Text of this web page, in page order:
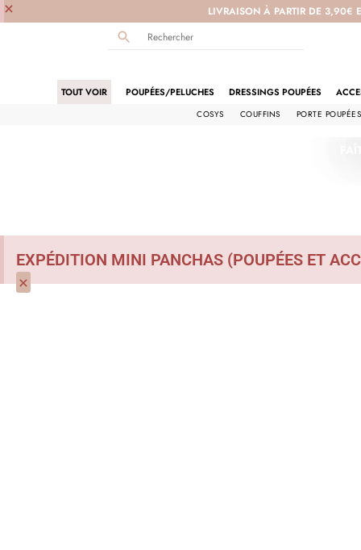
LIVRAISON À PARTIR DE 3,90€
×
TOUT VOIR POUPÉES/PELUCHES DRESSINGS POUPÉES
COSYS COUFFINS PORTE POUPÉES
EXPÉDITION MINI PANCHAS (POUPÉES ET
×